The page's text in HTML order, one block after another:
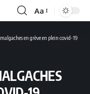
Font
Aa
en grève en plein covid-19